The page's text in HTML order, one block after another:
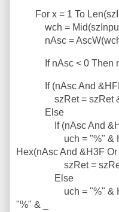
For x = 1 To
wch =
nAsc =
If nAsc < 0 Then
If (nAsc And
szRet = szRet &
Else
If (nAsc And
uch = "%" &
Hex(nAsc And &H3F
szRet = szRet
Else
uch = "%" &
"%" & _